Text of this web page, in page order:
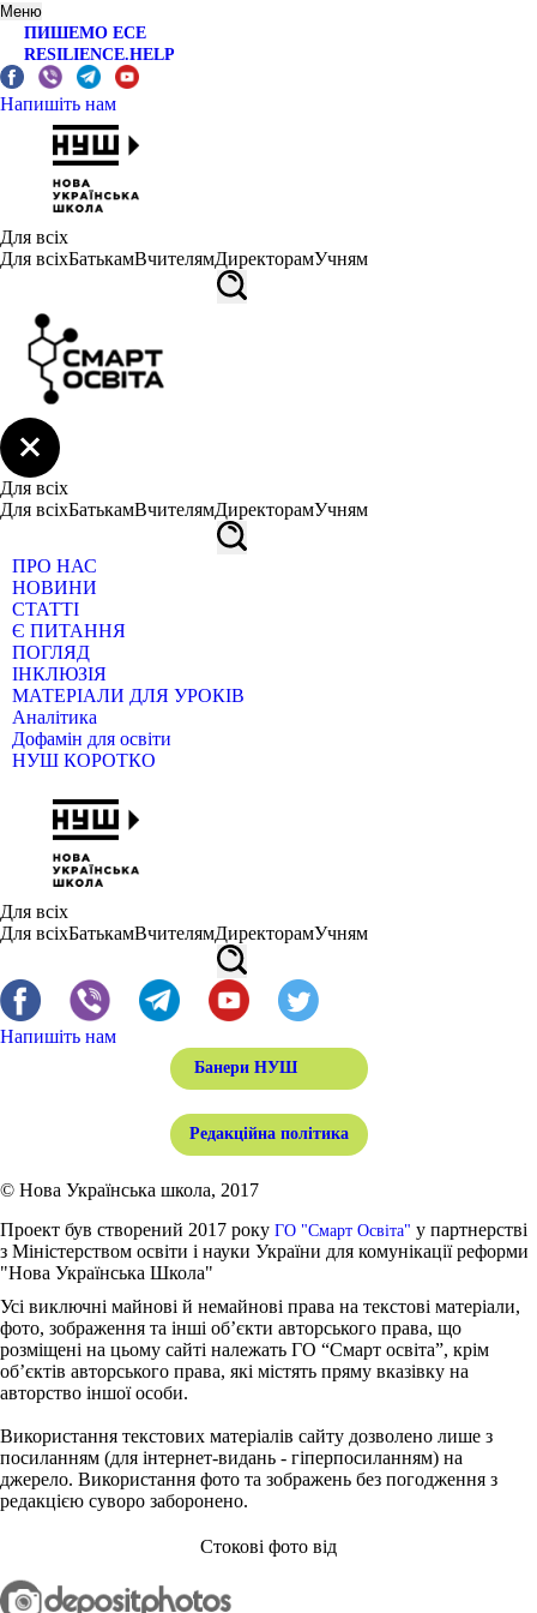
Меню
ПИШЕМО ЕСЕ
RESILIENCE.HELP
Напишіть нам
Для всіх
Для всіхБатькамВчителямДиректорамУчням
Для всіх
Для всіхБатькамВчителямДиректорамУчням
ПРО НАС
НОВИНИ
СТАТТІ
Є ПИТАННЯ
ПОГЛЯД
ІНКЛЮЗІЯ
МАТЕРІАЛИ ДЛЯ УРОКІВ
Аналітика
Дофамін для освіти
НУШ КОРОТКО
Для всіх
Для всіхБатькамВчителямДиректорамУчням
Напишіть нам
Банери НУШ
Редакційна політика
© Нова Українська школа, 2017
Проект був створений 2017 року ГО "Смарт Освіта" у партнерстві
з Міністерством освіти і науки України для комунікації реформи
"Нова Українська Школа"
Усі виключні майнові й немайнові права на текстові матеріали,
фото, зображення та інші об’єкти авторського права, що
розміщені на цьому сайті належать ГО “Смарт освіта”, крім
об’єктів авторського права, які містять пряму вказівку на
авторство іншої особи.
Використання текстових матеріалів сайту дозволено лише з
посиланням (для інтернет-видань - гіперпосиланням) на
джерело. Використання фото та зображень без погодження з
редакцією суворо заборонено.
Стокові фото від